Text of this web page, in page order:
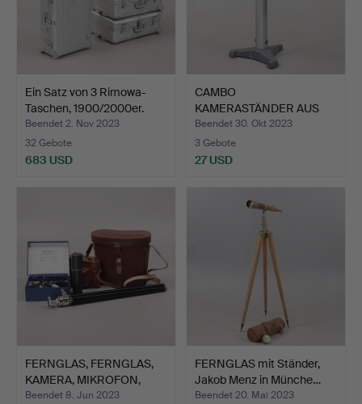
Ein Satz von 3 Rimowa-
Taschen, 1900/2000er.
Beendet 2. Nov 2023
32 Gebote
683 USD
CAMBO
KAMERASTÄNDER AUS
METALL AUF RÄDERN,…
Beendet 30. Okt 2023
3 Gebote
27 USD
FERNGLAS, FERNGLAS,
KAMERA, MIKROFON,
1900…
Beendet 8. Jun 2023
FERNGLAS mit Ständer,
Jakob Menz in Münche…
Beendet 20. Mai 2023